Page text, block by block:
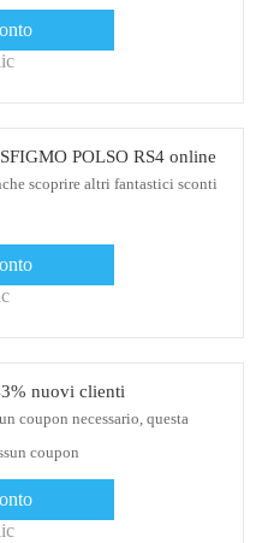
POLSO RS4 online
scoprire altri fantastici sconti
nuovi clienti
coupon necessario, questa
coupon